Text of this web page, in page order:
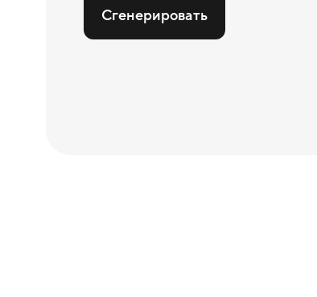
Сгенерировать